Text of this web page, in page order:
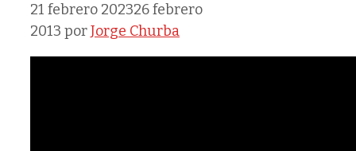
21 febrero 202326 febrero
2013 porJorge Churba